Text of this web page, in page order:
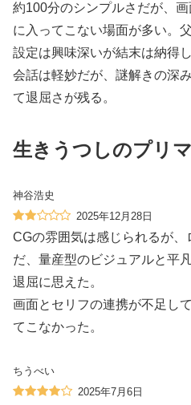
約100分のシンプルさだが、
に入ってこない場面が多い。
設定は興味深いが結末は納得
会話は軽妙だが、謎解きの深
て退屈さが残る。
生きうつしのプリ
神谷浩史
2025年12月28日
CGの雰囲気は感じられるが
だ、量産型のビジュアルと平
退屈に思えた。
画面とセリフの連携が不足し
てこなかった。
ちうべい
2025年7月6日